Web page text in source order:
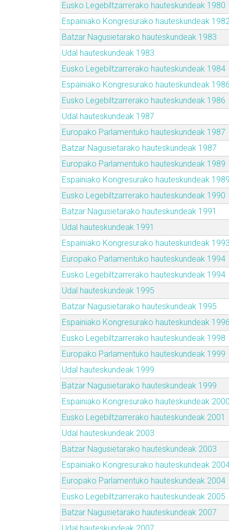
Eusko Legebiltzarrerako hauteskundeak 1980
Espainiako Kongresurako hauteskundeak
Batzar Nagusietarako hauteskundeak 1983
Udal hauteskundeak 1983
Eusko Legebiltzarrerako hauteskundeak 1984
Espainiako Kongresurako hauteskundeak 1986
Eusko Legebiltzarrerako hauteskundeak 1986
Udal hauteskundeak 1987
Europako Parlamentuko hauteskundeak 1987
Batzar Nagusietarako hauteskundeak 1987
Europako Parlamentuko hauteskundeak 1989
Espainiako Kongresurako hauteskundeak 1989
Eusko Legebiltzarrerako hauteskundeak 1990
Batzar Nagusietarako hauteskundeak 1991
Udal hauteskundeak 1991
Espainiako Kongresurako hauteskundeak 1993
Europako Parlamentuko hauteskundeak 1994
Eusko Legebiltzarrerako hauteskundeak 1994
Udal hauteskundeak 1995
Batzar Nagusietarako hauteskundeak 1995
Espainiako Kongresurako hauteskundeak 1996
Eusko Legebiltzarrerako hauteskundeak 1998
Europako Parlamentuko hauteskundeak 1999
Udal hauteskundeak 1999
Batzar Nagusietarako hauteskundeak 1999
Espainiako Kongresurako hauteskundeak 2000
Eusko Legebiltzarrerako hauteskundeak 2001
Udal hauteskundeak 2003
Batzar Nagusietarako hauteskundeak 2003
Espainiako Kongresurako hauteskundeak
Europako Parlamentuko hauteskundeak 2004
Eusko Legebiltzarrerako hauteskundeak 2005
Batzar Nagusietarako hauteskundeak 2007